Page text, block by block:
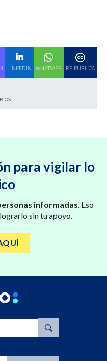
LINKEDIN WHATSAPP RE-PUBLICA
para vigilar lo
informadas. Eso
sin tu apoyo.